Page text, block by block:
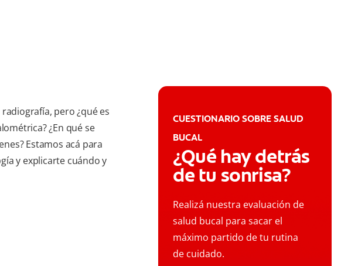
pero ¿qué es
¿En qué se
Estamos acá para
y explicarte cuándo y
CUESTIONARIO SOBRE SALUD
BUCAL
¿Qué hay detrás
de tu sonrisa?
Realizá nuestra evaluación de
salud bucal para sacar el
máximo partido de tu rutina
de cuidado.